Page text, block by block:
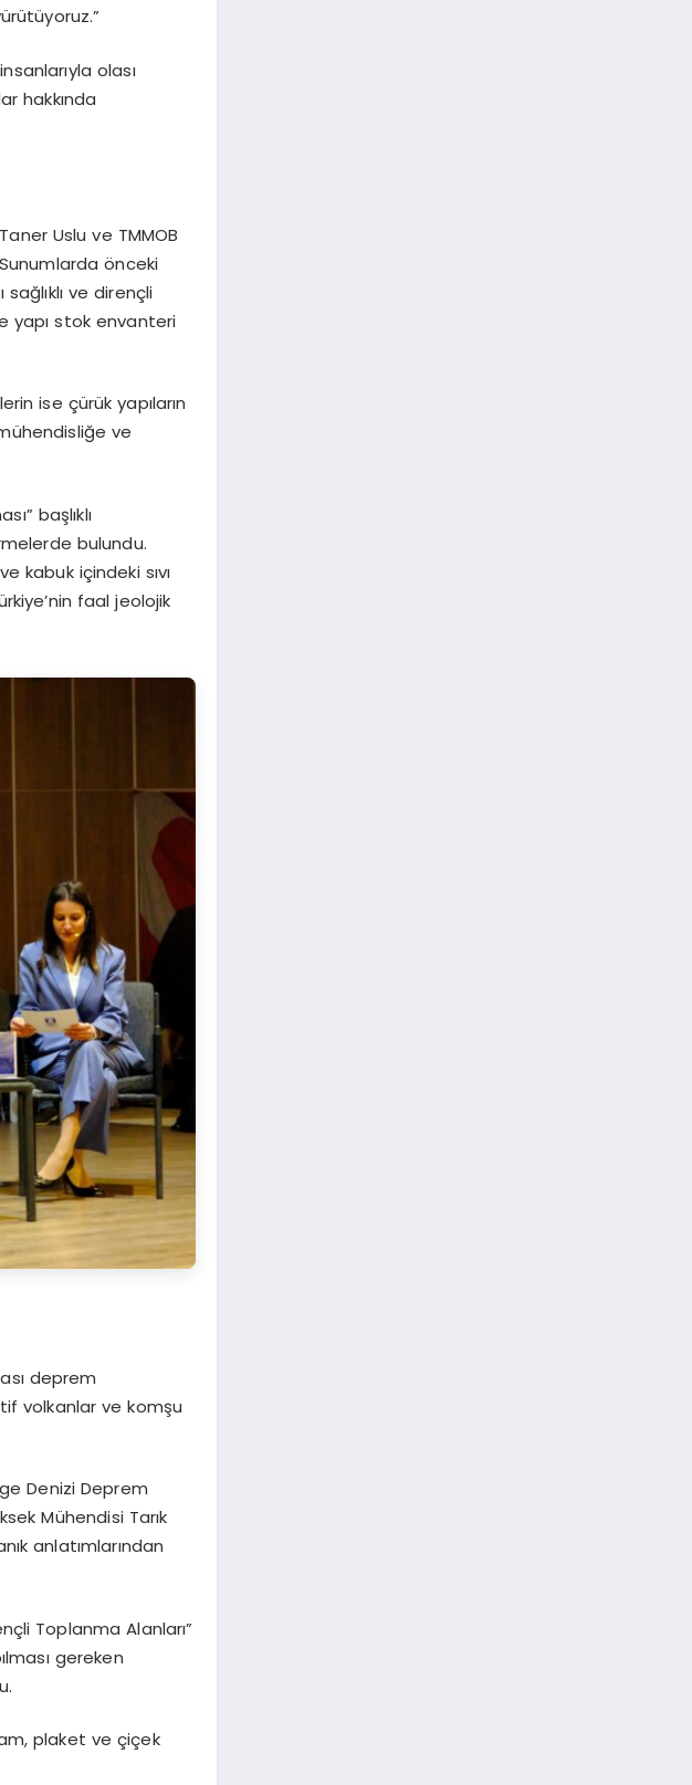
olası
hakkında
Uslu ve TMMOB
önceki
ve dirençli
yapı stok envanteri
ise çürük yapıların
ve
başlıklı
bulundu.
kabuk içindeki sıvı
faal jeolojik
deprem
volkanlar ve komşu
Denizi Deprem
Mühendisi Tarık
anlatımlarından
Toplanma Alanları”
gereken
plaket ve çiçek